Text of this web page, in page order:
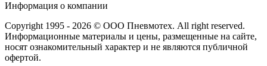
Информация о компании
Copyright 1995 - 2026 © ООО Пневмотех. All right reserved.
Информационные материалы и цены, размещенные на сайте,
носят ознакомительный характер и не являются публичной
офертой.